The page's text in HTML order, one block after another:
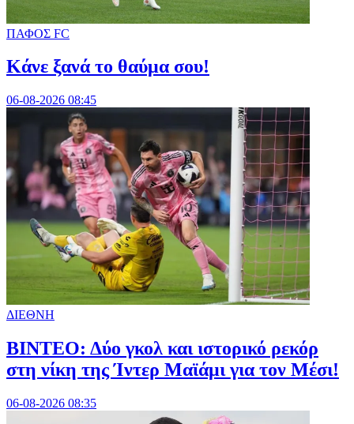
ΠΑΦΟΣ FC
Κάνε ξανά το θαύμα σου!
06-08-2026 08:45
ΔΙΕΘΝΗ
ΒΙΝΤΕΟ: Δύο γκολ και ιστορικό ρεκόρ
στη νίκη της Ίντερ Μαϊάμι για τον Μέσι!
06-08-2026 08:35